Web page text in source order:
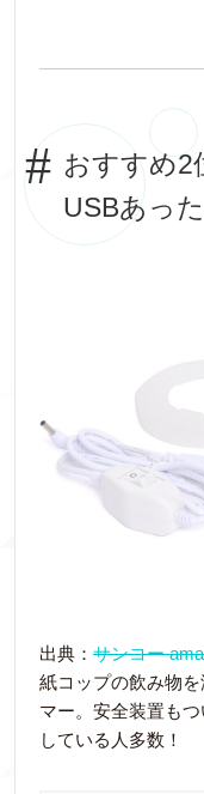
おすすめ2
USBあっ
出典： サンコー
紙コップの飲み物
マー。安全装置も
している人多数！